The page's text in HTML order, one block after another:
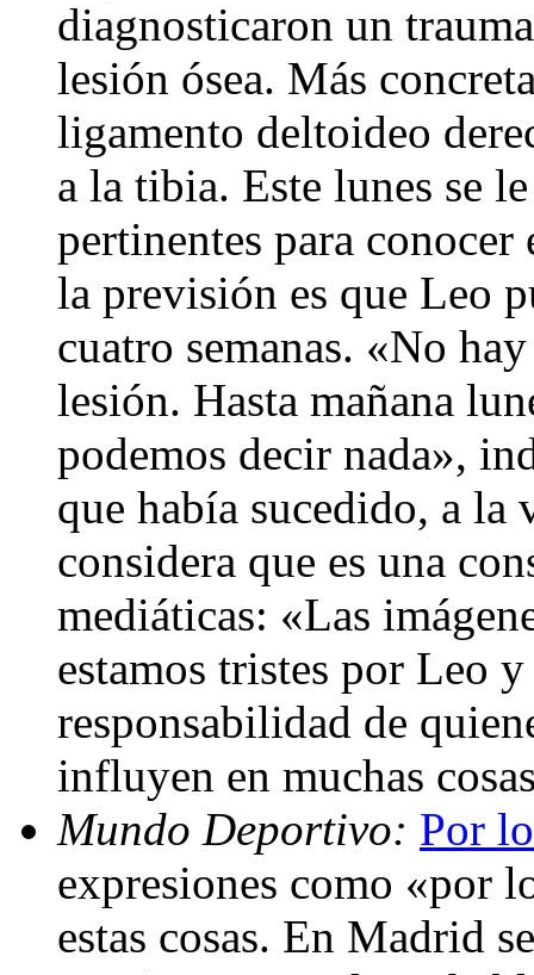
diagnosticaron un
lesión ósea. Más
ligamento deltoideo
a la tibia. Este lunes se
pertinentes para conocer
la previsión es que Leo
cuatro semanas. «No
lesión. Hasta mañana
podemos decir nada»,
que había sucedido, a la
considera que es una
mediáticas: «Las
estamos tristes por Leo
responsabilidad de
influyen en muchas
Mundo Deportivo: Por
expresiones como «por
estas cosas. En Madrid